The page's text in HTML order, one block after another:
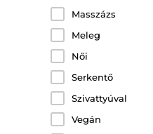
Masszázs
Meleg
Női
Serkentő
Szivattyúval
Vegán